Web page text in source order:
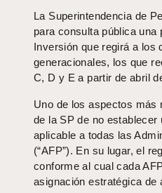
La Superintendencia de
para consulta pública una
Inversión que regirá a los
generacionales, los que
C, D y E a partir de abril
Uno de los aspectos más
de la SP de no
aplicable a todas las
(“AFP”). En su lugar, el
conforme al cual cada
asignación estratégica